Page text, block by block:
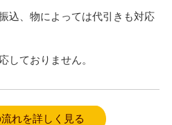
込、物によっては代引きも対応
しておりません。
れを詳しく見る